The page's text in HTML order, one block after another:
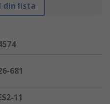
din lista
681
11